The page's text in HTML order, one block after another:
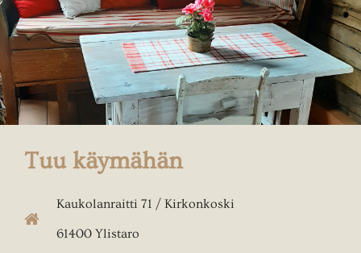
Tuu käymähän
Kaukolanraitti 71 / Kirkonkoski
61400 Ylistaro